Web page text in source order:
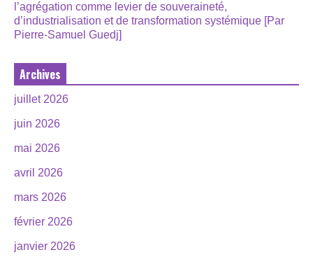
l’agrégation comme levier de souveraineté,
d’industrialisation et de transformation systémique [Par
Pierre-Samuel Guedj]
Archives
juillet 2026
juin 2026
mai 2026
avril 2026
mars 2026
février 2026
janvier 2026